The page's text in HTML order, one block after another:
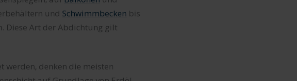
und Schwimmbecken bis
Diese Art der Abdichtung gilt
werden, denken die meisten